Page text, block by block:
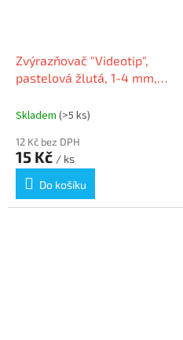
Zvýrazňovač "Videotip",
pastelová žlutá, 1-4 mm,
Skladem (>5 ks)
12 Kč bez DPH
15 Kč / ks
Do košíku